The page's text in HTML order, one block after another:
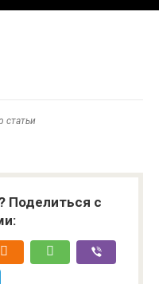
статьи
Поделиться с